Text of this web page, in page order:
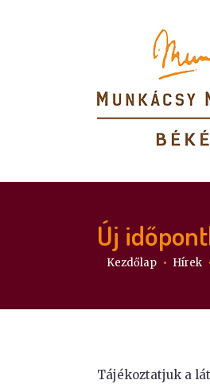
Új
Itt vagy:
Kezdőlap Hírek
Tájékoztatjuk a